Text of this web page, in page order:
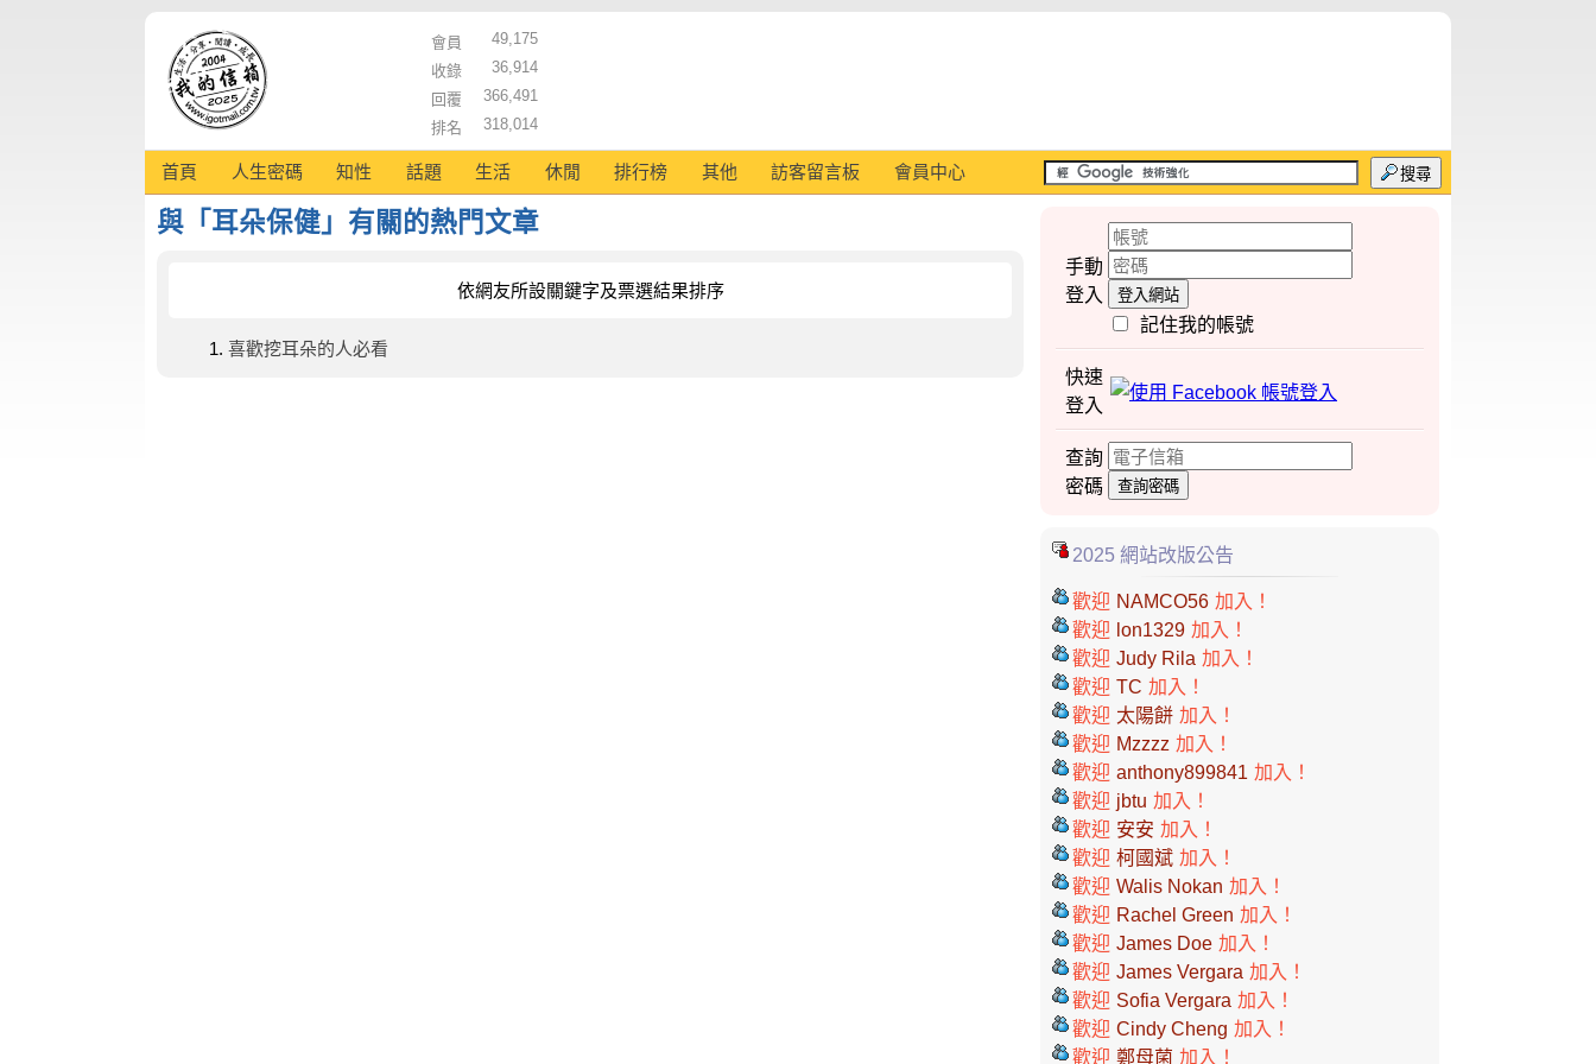
會員
49,175
收錄
36,914
回覆
366,491
排名
318,014
首頁 人生密碼 知性 話題 生活 休閒 排行榜 其他 訪客留言板 會員中心 搜尋
與「耳朵保健」有關的熱門文章
依網友所設關鍵字及票選結果排序
喜歡挖耳朵的人必看
手動
登入
登入網站
記住我的帳號
快速
登入
查詢
密碼
查詢密碼
2025 網站改版公告
歡迎 NAMCO56 加入！
歡迎 lon1329 加入！
歡迎 Judy Rila 加入！
歡迎 TC 加入！
歡迎 太陽餅 加入！
歡迎 Mzzzz 加入！
歡迎 anthony899841 加入！
歡迎 jbtu 加入！
歡迎 安安 加入！
歡迎 柯國斌 加入！
歡迎 Walis Nokan 加入！
歡迎 Rachel Green 加入！
歡迎 James Doe 加入！
歡迎 James Vergara 加入！
歡迎 Sofia Vergara 加入！
歡迎 Cindy Cheng 加入！
歡迎 鄭母菌 加入！